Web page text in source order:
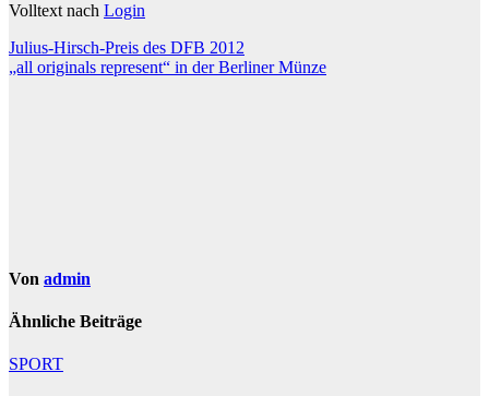
Volltext nach Login
Beitragsnavigation
Julius-Hirsch-Preis des DFB 2012
„all originals represent“ in der Berliner Münze
Von admin
Ähnliche Beiträge
SPORT